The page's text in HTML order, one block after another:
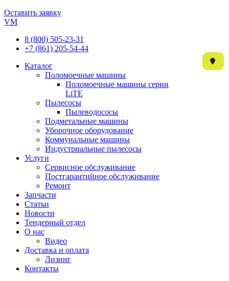
Оставить заявку
VM
8 (800) 505-23-31
+7 (861) 205-54-44
Каталог
Поломоечные машины
Поломоечные машины серии
LiTE
Пылесосы
Пылеводососы
Подметальные машины
Уборочное оборудование
Коммунальные машины
Индустриальные пылесосы
Услуги
Сервисное обслуживание
Постгарантийное обслуживание
Ремонт
Запчасти
Статьи
Новости
Тендерный отдел
О нас
Видео
Доставка и оплата
Лизинг
Контакты